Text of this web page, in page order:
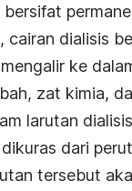
dialisis
ke
zat kimia,
larutan
dari
tersebut